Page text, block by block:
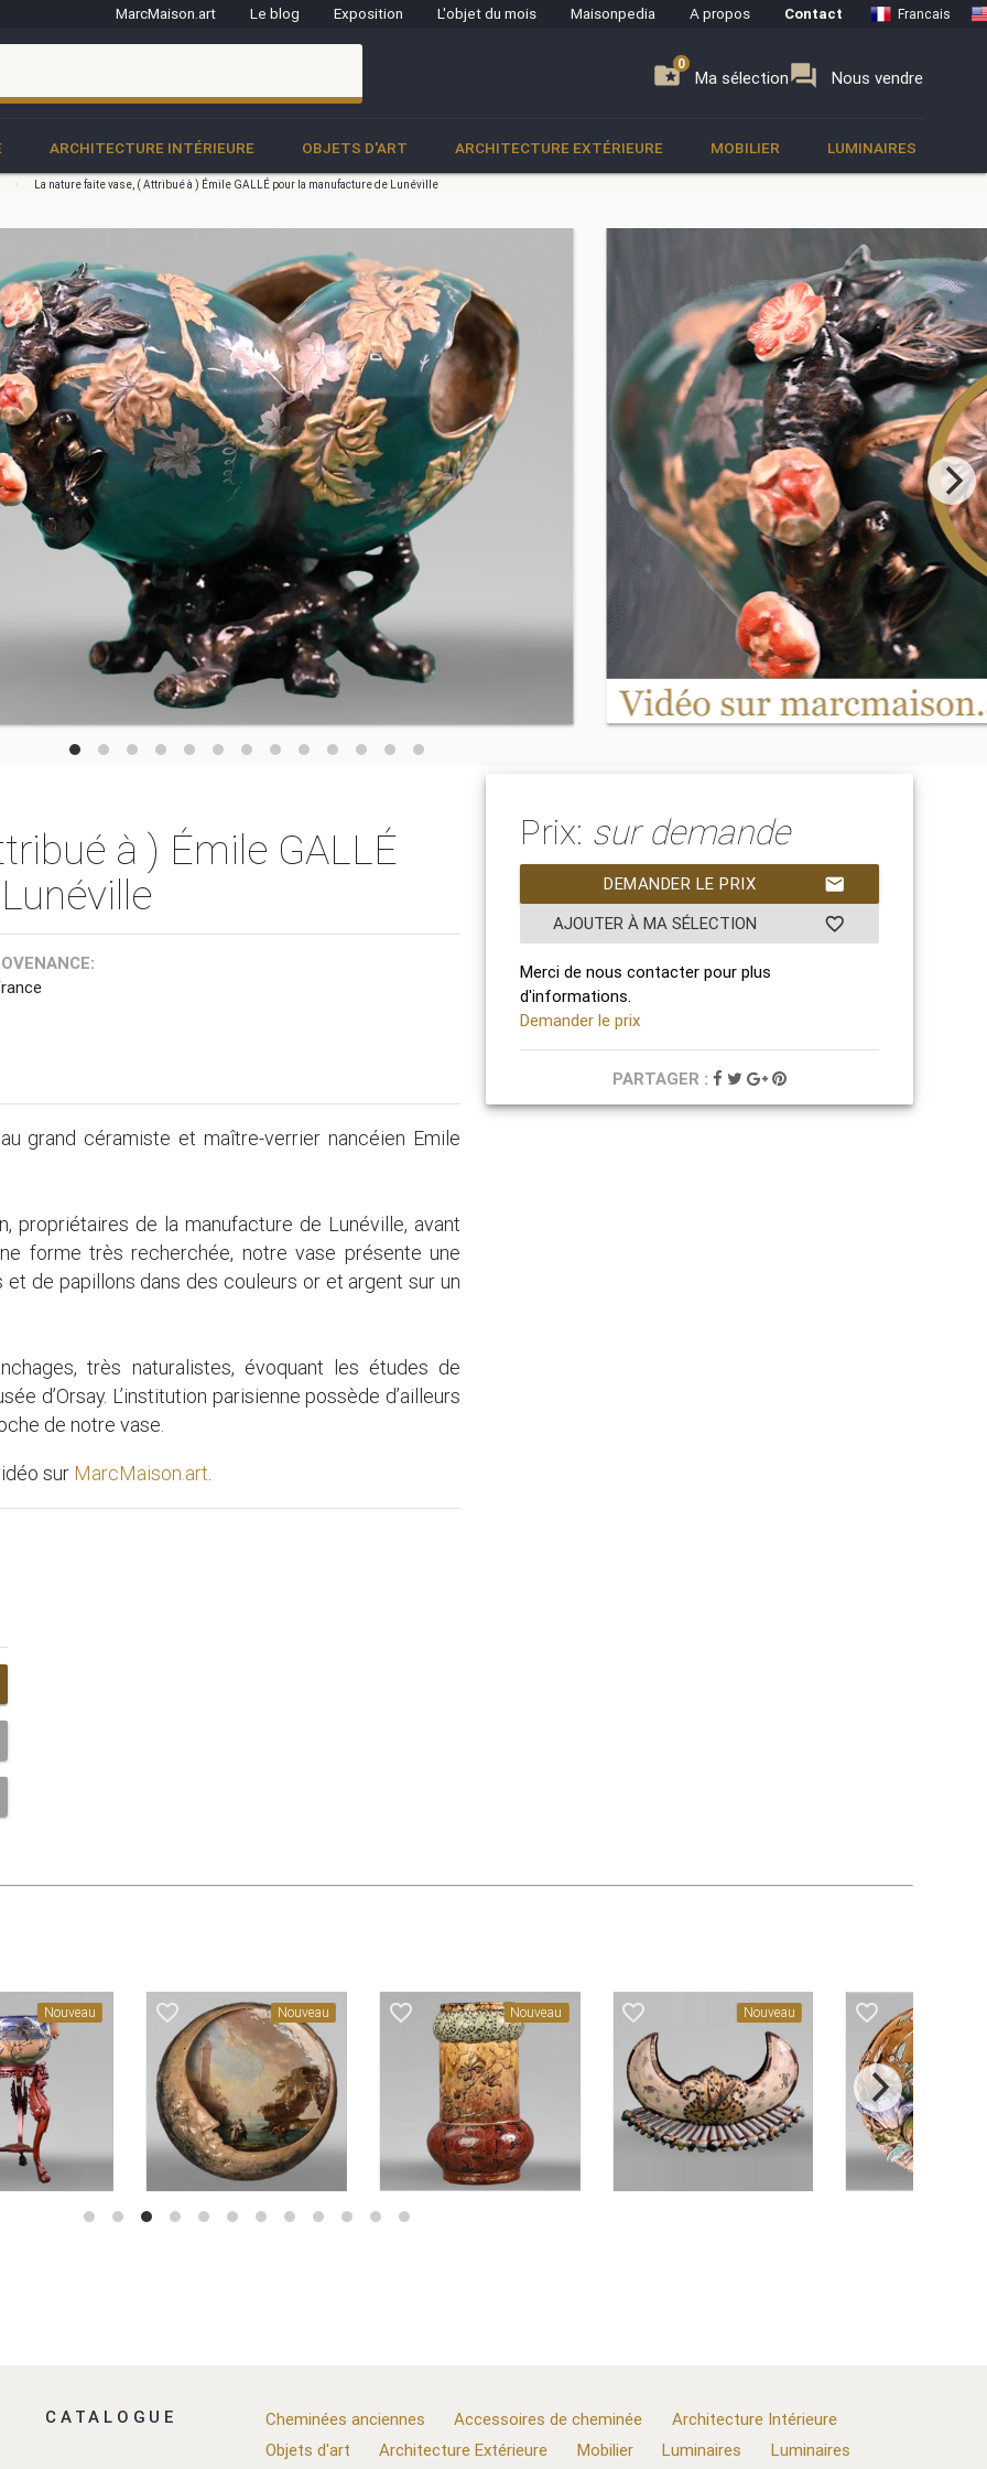
MarcMaison.art Le blog Exposition L'objet du mois Maisonpedia A propos Contact Francais
folder_special Ma sélection
0 forum Nous vendre
0
ARCHITECTURE INTÉRIEURE OBJETS D'ART ARCHITECTURE EXTÉRIEURE MOBILIER LUMINAIRES
La nature faite vase, ( Attribué à ) Émile GALLÉ pour la manufacture de Lunéville
à ) Émile GALLÉ
grand céramiste et maître-verrier nancéien Emile
de la manufacture de Lunéville, avant
forme très recherchée, notre vase présente une
de papillons dans des couleurs or et argent sur un
très naturalistes, évoquant les études de
d’Orsay. L’institution parisienne possède d’ailleurs
de notre vase.
sur MarcMaison.art.
Prix: sur demande
mail
DEMANDER LE PRIX
favorite_border
AJOUTER À MA SÉLECTION
Merci de nous contacter pour plus
d'informations.
Demander le prix
PARTAGER :
Nouveau favorite_border Nouveau favorite_border Nouveau favorite_border Nouveau favorite_border
CATALOGUE Cheminées anciennes Accessoires de cheminée
Architecture Intérieure
Objets d'art
Architecture Extérieure Mobilier Luminaires
Luminaires